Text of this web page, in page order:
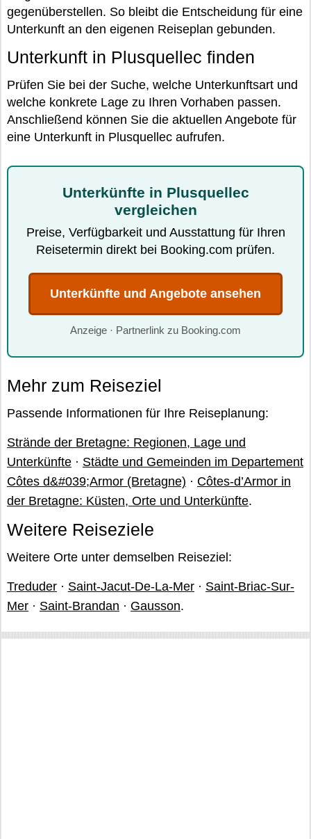
gegenüberstellen. So bleibt die Entscheidung für eine
Unterkunft an den eigenen Reiseplan gebunden.
Unterkunft in Plusquellec finden
Prüfen Sie bei der Suche, welche Unterkunftsart und
welche konkrete Lage zu Ihren Vorhaben passen.
Anschließend können Sie die aktuellen Angebote für
eine Unterkunft in Plusquellec aufrufen.
Unterkünfte in Plusquellec
vergleichen
Preise, Verfügbarkeit und Ausstattung für Ihren
Reisetermin direkt bei Booking.com prüfen.
Unterkünfte und Angebote ansehen
Anzeige · Partnerlink zu Booking.com
Mehr zum Reiseziel
Passende Informationen für Ihre Reiseplanung:
Strände der Bretagne: Regionen, Lage und
Unterkünfte · Städte und Gemeinden im Departement
Côtes d&#039;Armor (Bretagne) · Côtes-d’Armor in
der Bretagne: Küsten, Orte und Unterkünfte.
Weitere Reiseziele
Weitere Orte unter demselben Reiseziel:
Treduder · Saint-Jacut-De-La-Mer · Saint-Briac-Sur-
Mer · Saint-Brandan · Gausson.